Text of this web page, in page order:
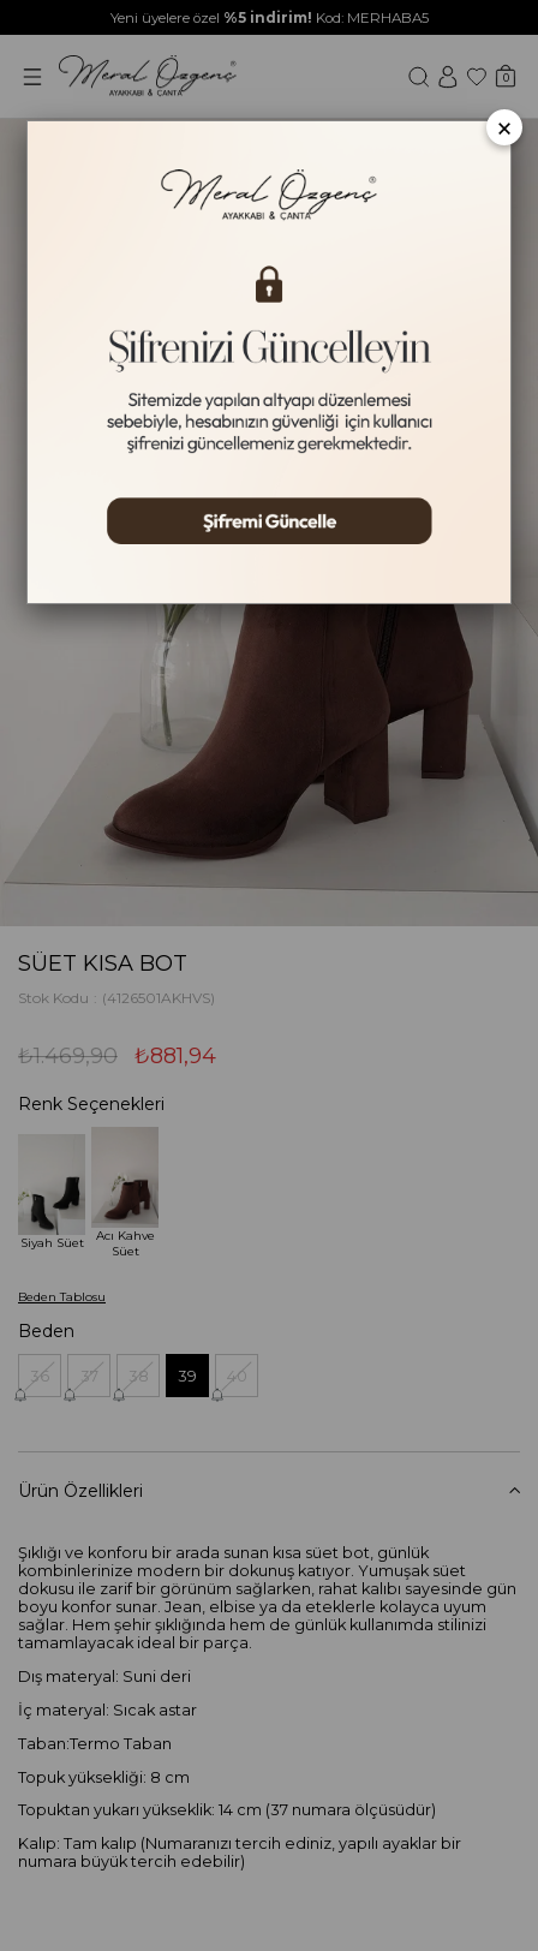
Yeni üyelere özel %5 indirim! Kod: MERHABA5
0
SÜET KISA BOT
Stok Kodu (4126501AKHVS)
₺1.469,90 ₺881,94
Renk Seçenekleri
Siyah Süet
Acı Kahve
Süet
Beden Tablosu
Beden
36 37 38 39 40
Ürün Özellikleri
Şıklığı ve konforu bir arada sunan kısa süet bot, günlük
kombinlerinize modern bir dokunuş katıyor. Yumuşak süet
dokusu ile zarif bir görünüm sağlarken, rahat kalıbı sayesinde gün
boyu konfor sunar. Jean, elbise ya da eteklerle kolayca uyum
sağlar. Hem şehir şıklığında hem de günlük kullanımda stilinizi
tamamlayacak ideal bir parça.
Dış materyal: Suni deri
İç materyal: Sıcak astar
Taban:Termo Taban
Topuk yüksekliği: 8 cm
Topuktan yukarı yükseklik: 14 cm (37 numara ölçüsüdür)
Kalıp: Tam kalıp (Numaranızı tercih ediniz, yapılı ayaklar bir
numara büyük tercih edebilir)
×